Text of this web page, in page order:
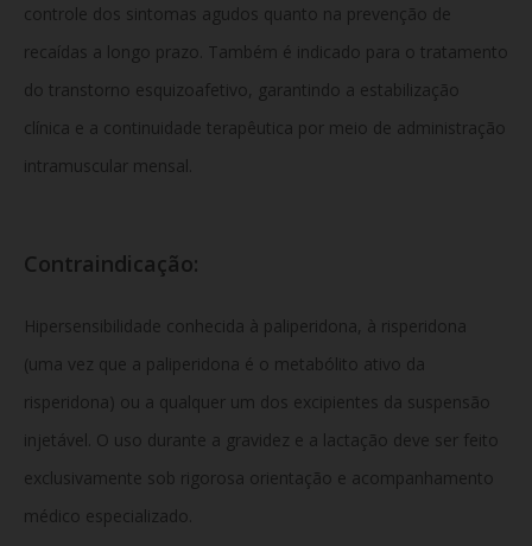
controle dos sintomas agudos quanto na prevenção de
recaídas a longo prazo. Também é indicado para o tratamento
do transtorno esquizoafetivo, garantindo a estabilização
clínica e a continuidade terapêutica por meio de administração
intramuscular mensal.
Contraindicação:
Hipersensibilidade conhecida à paliperidona, à risperidona
(uma vez que a paliperidona é o metabólito ativo da
risperidona) ou a qualquer um dos excipientes da suspensão
injetável. O uso durante a gravidez e a lactação deve ser feito
exclusivamente sob rigorosa orientação e acompanhamento
médico especializado.